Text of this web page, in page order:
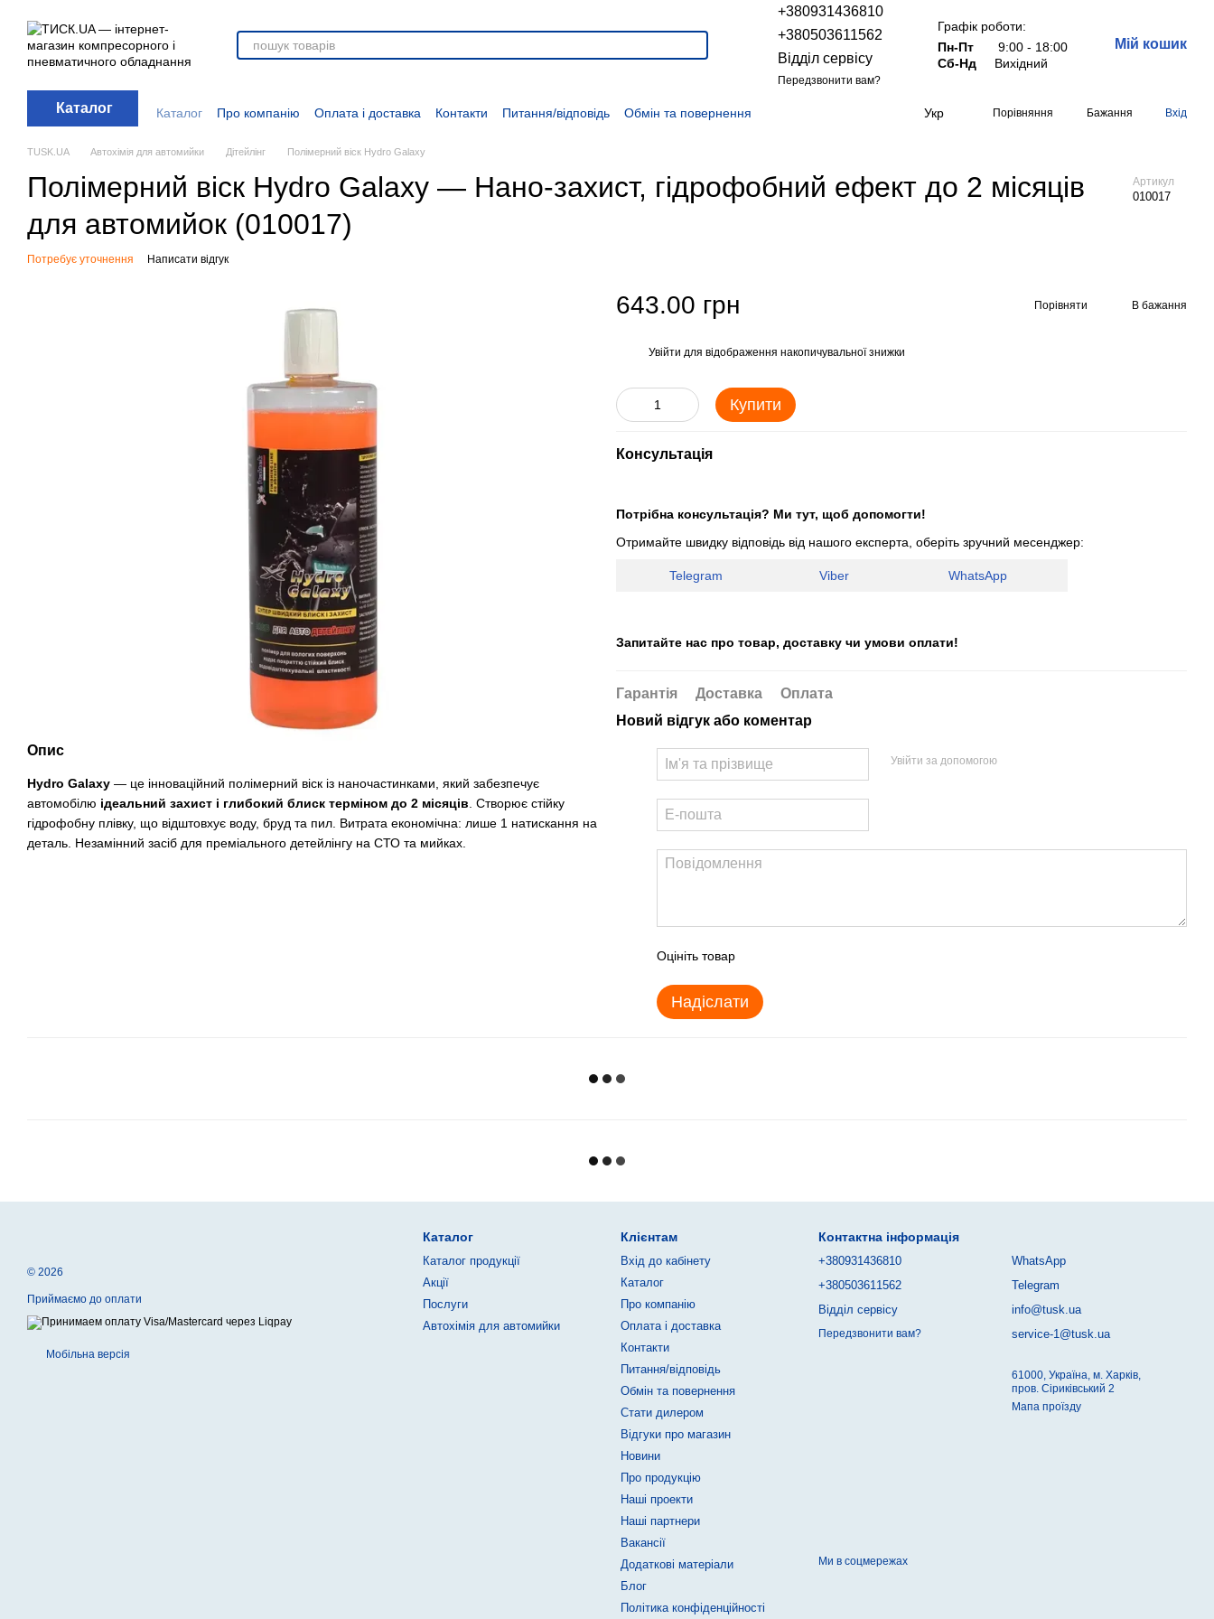
+380931436810
+380503611562
Відділ сервісу
Передзвонити вам?
Графік роботи:
Пн-Пт
9:00 - 18:00
Сб-Нд
Вихідний
Мій кошик
Каталог Каталог Про компанію Оплата і доставка Контакти Питання/відповідь
Обмін та повернення
Вакансії
Додаткові матеріали Блог Політика конфіденційності
Укр Порівняння Бажання Вхід
TUSK.UA Автохімія для автомийки Дітейлінг Полімерний віск Hydro Galaxy
Полімерний віск Hydro Galaxy — Нано-захист, гідрофобний ефект до 2 місяців
для автомийок (010017)
Артикул
010017
Потребує уточнення Написати відгук
Опис
Hydro Galaxy — це інноваційний полімерний віск із наночастинками, який забезпечує
автомобілю ідеальний захист і глибокий блиск терміном до 2 місяців . Створює стійку
гідрофобну плівку, що відштовхує воду, бруд та пил. Витрата економічна: лише 1 натискання на
деталь. Незамінний засіб для преміального детейлінгу на СТО та мийках.
643.00 грн Порівняти В бажання
Увійти для відображення накопичувальної знижки
Купити
Консультація
Потрібна консультація? Ми тут, щоб допомогти!
Отримайте швидку відповідь від нашого експерта, оберіть зручний месенджер:
Telegram Viber WhatsApp
Запитайте нас про товар, доставку чи умови оплати!
Гарантія Доставка
Оплата
Новий відгук або коментар
Увійти за допомогою
Оцініть товар
Надіслати
© 2026
Приймаємо до оплати
Мобільна версія
Каталог
Каталог продукції
Акції
Послуги
Автохімія для автомийки
Клієнтам
Вхід до кабінету
Каталог
Про компанію
Оплата і доставка
Контакти
Питання/відповідь
Обмін та повернення
Стати дилером
Відгуки про магазин
Новини
Про продукцію
Наші проекти
Наші партнери
Вакансії
Додаткові матеріали
Блог
Політика конфіденційності
Контактна інформація
+380931436810
+380503611562
Відділ сервісу
Передзвонити вам?
WhatsApp
Telegram
info@tusk.ua
service-1@tusk.ua
61000, Україна, м. Харків,
пров. Сіриківський 2
Мапа проїзду
Ми в соцмережах